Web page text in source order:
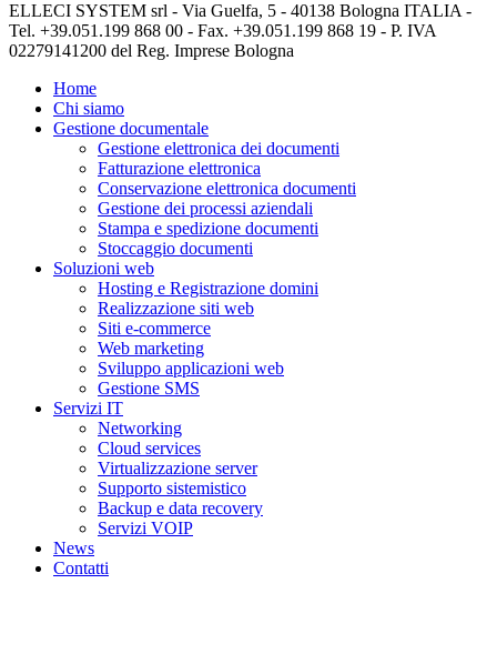
ELLECI SYSTEM srl - Via Guelfa, 5 - 40138 Bologna ITALIA -
Tel. +39.051.199 868 00 - Fax. +39.051.199 868 19 - P. IVA
02279141200 del Reg. Imprese Bologna
Home
Chi siamo
Gestione documentale
Gestione elettronica dei documenti
Fatturazione elettronica
Conservazione elettronica documenti
Gestione dei processi aziendali
Stampa e spedizione documenti
Stoccaggio documenti
Soluzioni web
Hosting e Registrazione domini
Realizzazione siti web
Siti e-commerce
Web marketing
Sviluppo applicazioni web
Gestione SMS
Servizi IT
Networking
Cloud services
Virtualizzazione server
Supporto sistemistico
Backup e data recovery
Servizi VOIP
News
Contatti